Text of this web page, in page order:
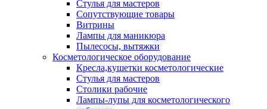
Стулья для мастеров
Сопутствующие товары
Витрины
Лампы для маникюра
Пылесосы, вытяжки
Косметологическое оборудование
Кресла,кушетки косметологические
Стулья для мастеров
Столики рабочие
Лампы-лупы для косметологического